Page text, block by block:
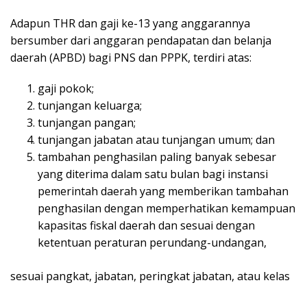
Adapun THR dan gaji ke-13 yang anggarannya
bersumber dari anggaran pendapatan dan belanja
daerah (APBD) bagi PNS dan PPPK, terdiri atas:
gaji pokok;
tunjangan keluarga;
tunjangan pangan;
tunjangan jabatan atau tunjangan umum; dan
tambahan penghasilan paling banyak sebesar
yang diterima dalam satu bulan bagi instansi
pemerintah daerah yang memberikan tambahan
penghasilan dengan memperhatikan kemampuan
kapasitas fiskal daerah dan sesuai dengan
ketentuan peraturan perundang-undangan,
sesuai pangkat, jabatan, peringkat jabatan, atau kelas